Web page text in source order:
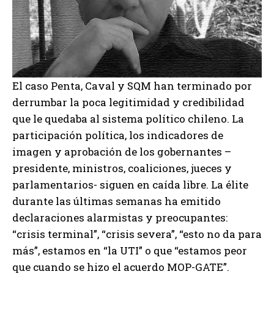
El caso Penta, Caval y SQM han terminado por
derrumbar la poca legitimidad y credibilidad
que le quedaba al sistema político chileno. La
participación política, los indicadores de
imagen y aprobación de los gobernantes –
presidente, ministros, coaliciones, jueces y
parlamentarios- siguen en caída libre. La élite
durante las últimas semanas ha emitido
declaraciones alarmistas y preocupantes:
“crisis terminal”, “crisis severa”, “esto no da para
más”, estamos en “la UTI” o que “estamos peor
que cuando se hizo el acuerdo MOP-GATE”.